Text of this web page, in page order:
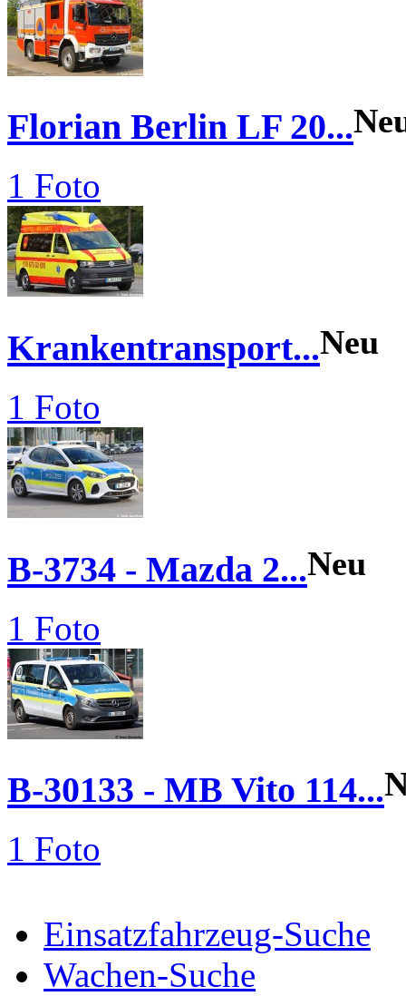
Florian Berlin LF 20...
1 Foto
Krankentransport...Neu
1 Foto
B-3734 - Mazda 2...Neu
1 Foto
B-30133 - MB Vito 114...
1 Foto
Einsatzfahrzeug-Suche
Wachen-Suche